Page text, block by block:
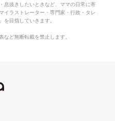
息抜きしたいときなど、ママの日常に寄
イラストレーター・専門家・行政・タレ
を目指していきます。
ど無断転載を禁止します。